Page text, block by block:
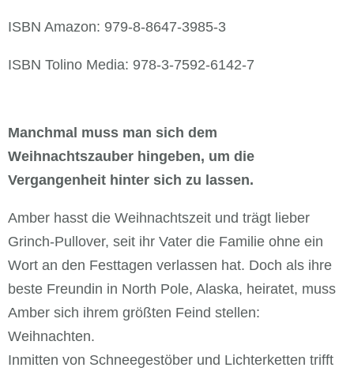
ISBN Amazon: 979-8-8647-3985-3
ISBN Tolino Media: 978-3-7592-6142-7
Manchmal muss man sich dem
Weihnachtszauber hingeben, um die
Vergangenheit hinter sich zu lassen.
Amber hasst die Weihnachtszeit und trägt lieber
Grinch-Pullover, seit ihr Vater die Familie ohne ein
Wort an den Festtagen verlassen hat. Doch als ihre
beste Freundin in North Pole, Alaska, heiratet, muss
Amber sich ihrem größten Feind stellen:
Weihnachten.
Inmitten von Schneegestöber und Lichterketten trifft